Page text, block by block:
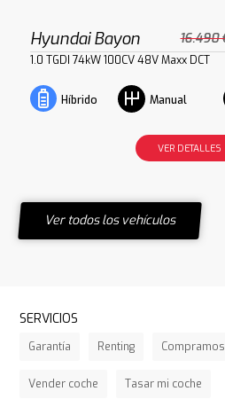
Hyundai Bayon 16.490
1.0 TGDI 74kW 100CV 48V Maxx DCT
Híbrido Manual
VER DETALLES
Ver todos los vehículos
SERVICIOS
Garantía Renting
Vender coche Tasar mi coche